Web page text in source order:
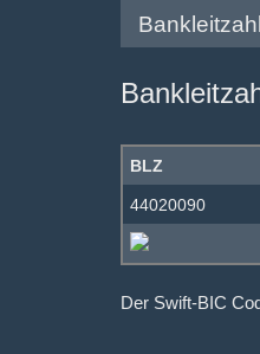
BLZ
44020090
Der Swift-BIC